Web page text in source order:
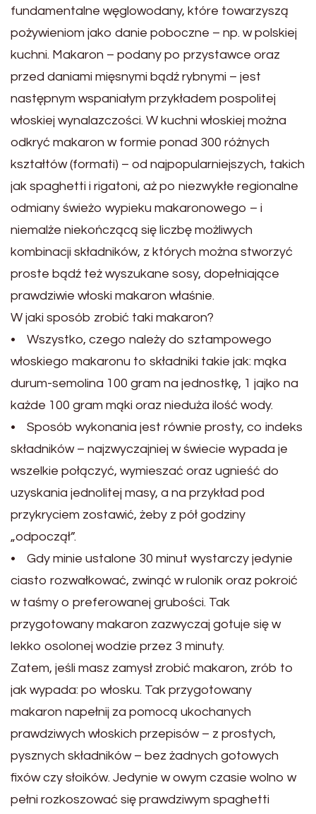
fundamentalne węglowodany, które towarzyszą
pożywieniom jako danie poboczne – np. w polskiej
kuchni. Makaron – podany po przystawce oraz
przed daniami mięsnymi bądź rybnymi – jest
następnym wspaniałym przykładem pospolitej
włoskiej wynalazczości. W kuchni włoskiej można
odkryć makaron w formie ponad 300 różnych
kształtów (formati) – od najpopularniejszych, takich
jak spaghetti i rigatoni, aż po niezwykłe regionalne
odmiany świeżo wypieku makaronowego – i
niemalże niekończącą się liczbę możliwych
kombinacji składników, z których można stworzyć
proste bądź też wyszukane sosy, dopełniające
prawdziwie włoski makaron właśnie.
W jaki sposób zrobić taki makaron?
• Wszystko, czego należy do sztampowego
włoskiego makaronu to składniki takie jak: mąka
durum-semolina 100 gram na jednostkę, 1 jajko na
każde 100 gram mąki oraz nieduża ilość wody.
• Sposób wykonania jest równie prosty, co indeks
składników – najzwyczajniej w świecie wypada je
wszelkie połączyć, wymieszać oraz ugnieść do
uzyskania jednolitej masy, a na przykład pod
przykryciem zostawić, żeby z pół godziny
„odpoczął”.
• Gdy minie ustalone 30 minut wystarczy jedynie
ciasto rozwałkować, zwinąć w rulonik oraz pokroić
w taśmy o preferowanej grubości. Tak
przygotowany makaron zazwyczaj gotuje się w
lekko osolonej wodzie przez 3 minuty.
Zatem, jeśli masz zamysł zrobić makaron, zrób to
jak wypada: po włosku. Tak przygotowany
makaron napełnij za pomocą ukochanych
prawdziwych włoskich przepisów – z prostych,
pysznych składników – bez żadnych gotowych
fixów czy słoików. Jedynie w owym czasie wolno w
pełni rozkoszować się prawdziwym spaghetti